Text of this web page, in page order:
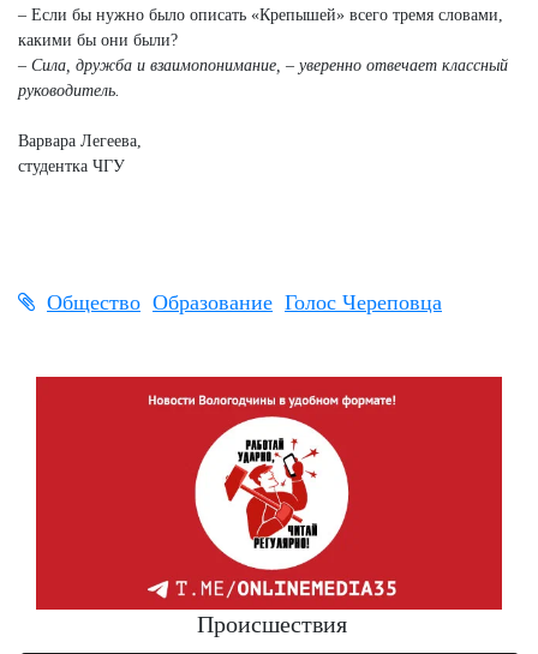
– Если бы нужно было описать «Крепышей» всего тремя словами,
какими бы они были?
– Сила, дружба и взаимопонимание, – уверенно отвечает классный
руководитель.
Варвара Легеева,
студентка ЧГУ
Общество Образование Голос Череповца
Происшествия